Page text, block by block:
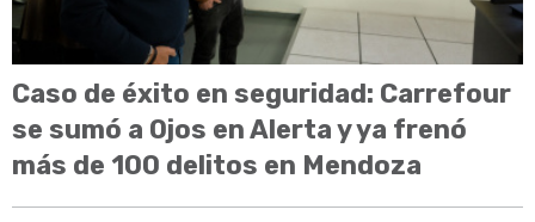
Caso de éxito en seguridad: Carrefour
se sumó a Ojos en Alerta y ya frenó
más de 100 delitos en Mendoza